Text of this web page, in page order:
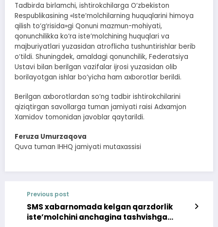
Tadbirda birlamchi, ishtirokchilarga O‘zbekiston
Respublikasining «Iste’molchilarning huquqlarini himoya
qilish to‘g‘risida»gi Qonuni mazmun-mohiyati,
qonunchilikka ko‘ra iste’molchining huquqlari va
majburiyatlari yuzasidan atroflicha tushuntirishlar berib
o‘tildi. Shuningdek, amaldagi qonunchilik, Federatsiya
Ustavi bilan berilgan vazifalar ijrosi yuzasidan olib
borilayotgan ishlar bo‘yicha ham axborotlar berildi.
Berilgan axborotlardan so‘ng tadbir ishtirokchilarini
qiziqtirgan savollarga tuman jamiyati raisi Adxamjon
Xamidov tomonidan javoblar qaytarildi.
Feruza Umurzaqova
Quva tuman IHHQ jamiyati mutaxassisi
Previous post
SMS xabarnomada kelgan qarzdorlik
iste’molchini anchagina tashvishga